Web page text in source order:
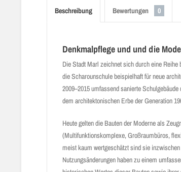
Beschreibung Bewertungen 0
Denkmalpflege und und die
Die Stadt Marl zeichnet sich durch eine Reihe
die Scharounschule beispielhaft für neue
2009–2015 umfassend sanierte
dem architektonischen Erbe der Generation
Heute gelten die Bauten der Moderne als
(Multifunktionskomplexe, Großraumbüros,
meist kaum wertgeschätzt sind sie
Nutzungsänderungen haben zu einem